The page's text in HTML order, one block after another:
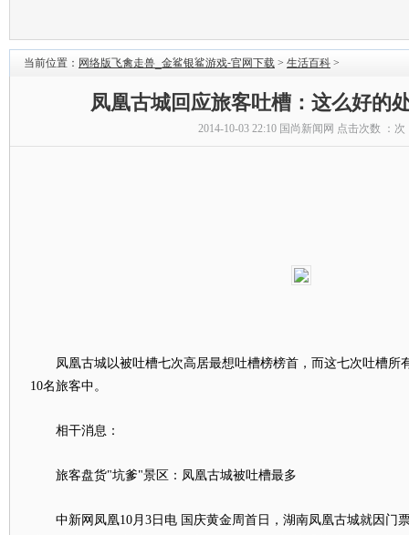
当前位置： 网络版飞禽走兽_金鲨银鲨游戏-官网下载 > 生活百科 >
凤凰古城回应旅客吐槽：这么好的
2014-10-03 22:10 国尚新闻网 点击次数 ： 次
凤凰古城以被吐槽七次高居最想吐槽榜榜首，而这七次吐槽所
10名旅客中。
相干消息：
旅客盘货"坑爹"景区：凤凰古城被吐槽最多
中新网凤凰10月3日电 国庆黄金周首日，湖南凤凰古城就因门